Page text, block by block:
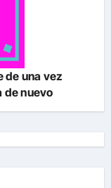
de una vez
de nuevo